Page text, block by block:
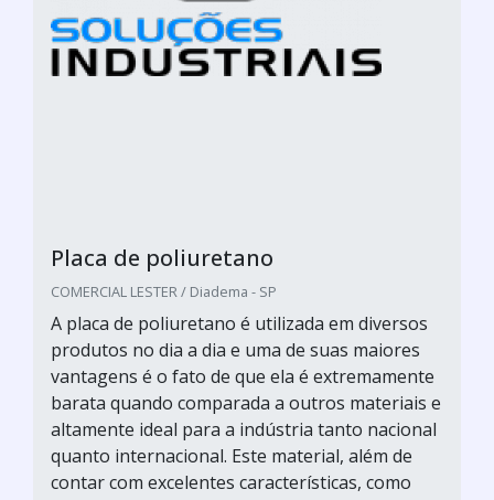
Placa de poliuretano
COMERCIAL LESTER / Diadema - SP
A placa de poliuretano é utilizada em diversos
produtos no dia a dia e uma de suas maiores
vantagens é o fato de que ela é extremamente
barata quando comparada a outros materiais e
altamente ideal para a indústria tanto nacional
quanto internacional. Este material, além de
contar com excelentes características, como